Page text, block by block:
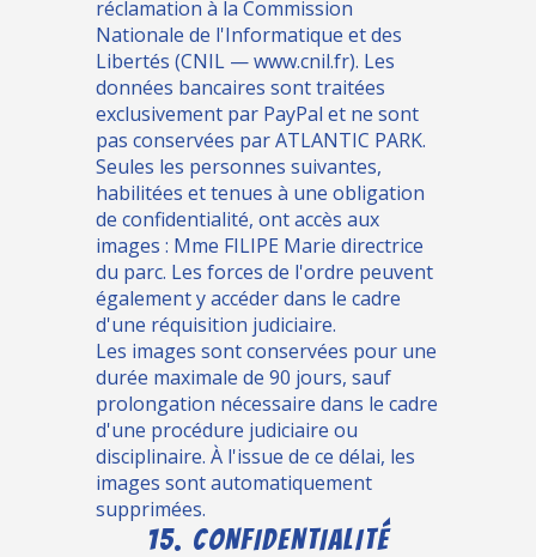
réclamation à la Commission
Nationale de l'Informatique et des
Libertés (CNIL — www.cnil.fr). Les
données bancaires sont traitées
exclusivement par PayPal et ne sont
pas conservées par ATLANTIC PARK.
Seules les personnes suivantes,
habilitées et tenues à une obligation
de confidentialité, ont accès aux
images : Mme FILIPE Marie directrice
du parc. Les forces de l'ordre peuvent
également y accéder dans le cadre
d'une réquisition judiciaire.
Les images sont conservées pour une
durée maximale de 90 jours, sauf
prolongation nécessaire dans le cadre
d'une procédure judiciaire ou
disciplinaire. À l'issue de ce délai, les
images sont automatiquement
supprimées.
15. CONFIDENTIALITÉ